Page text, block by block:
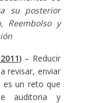
su posterior
Reembolso y
– Reducir
revisar, enviar
es un reto que
auditoria y